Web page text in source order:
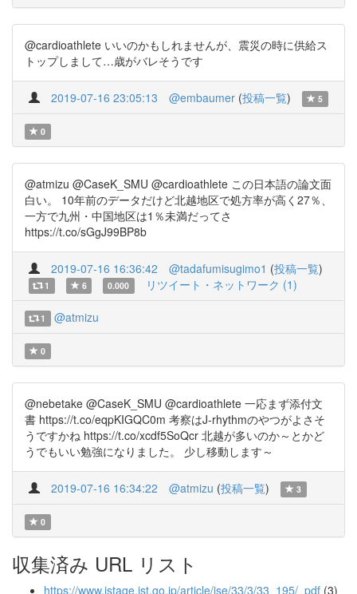
@cardioathlete いいのかもしれませんが、震災の時に供給ス
トップしまして…歳がバレそうです
2019-07-16 23:05:13 @embaumer (投稿一覧) 5
0
@atmizu @CaseK_SMU @cardioathlete この日本語の論文面
白い。 10年前のデータだけど北越地区で処方率が高く27％、
一方で九州・中国地区は1％未満だってさ
https://t.co/sGgJ99BP8b
2019-07-16 16:36:42 @tadafumisugimo1 (投稿一覧)
1 6 0.000 リツイート・ネットワーク (1)
1 @atmizu
0
@nebetake @CaseK_SMU @cardioathlete 一応まず添付文
書 https://t.co/eqpKIGQC0m 考察はJ-rhythmのやつがよさそ
うですかね https://t.co/xcdf5SoQcr 北越が多いのか～とかど
うでもいい勉強になりました。 少し移動します～
2019-07-16 16:34:22 @atmizu (投稿一覧) 3
0
収集済み URL リスト
https://www.jstage.jst.go.jp/article/jse/33/3/33_195/_pdf (3)